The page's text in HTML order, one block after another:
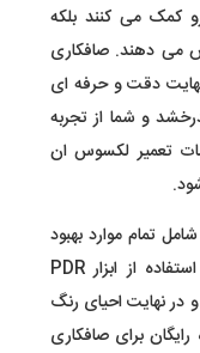
کمک می کنند بلکه
می دهند. صافکاری
دقت و حرفه ای
و شما از تجربه
تعمیر لکسوس ان
تمام موارد بهبود
بدنه خودروی لکسوس شما می باشد. با استفاده از ابزار PDR
نهایت احیای رنگ
برای صافکاری